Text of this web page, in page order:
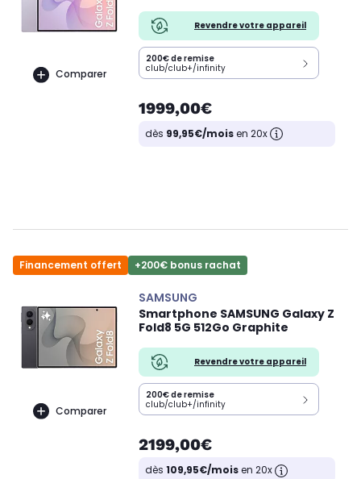
Comparer
Revendre votre appareil
200€ de remise
club/club+/infinity
1999,00€
dès 99,95€/moisen 20x
Financement offert +200€ bonus rachat
Comparer
SAMSUNG
Smartphone SAMSUNG Galaxy Z
Fold8 5G 512Go Graphite
Revendre votre appareil
200€ de remise
club/club+/infinity
2199,00€
dès 109,95€/moisen 20x